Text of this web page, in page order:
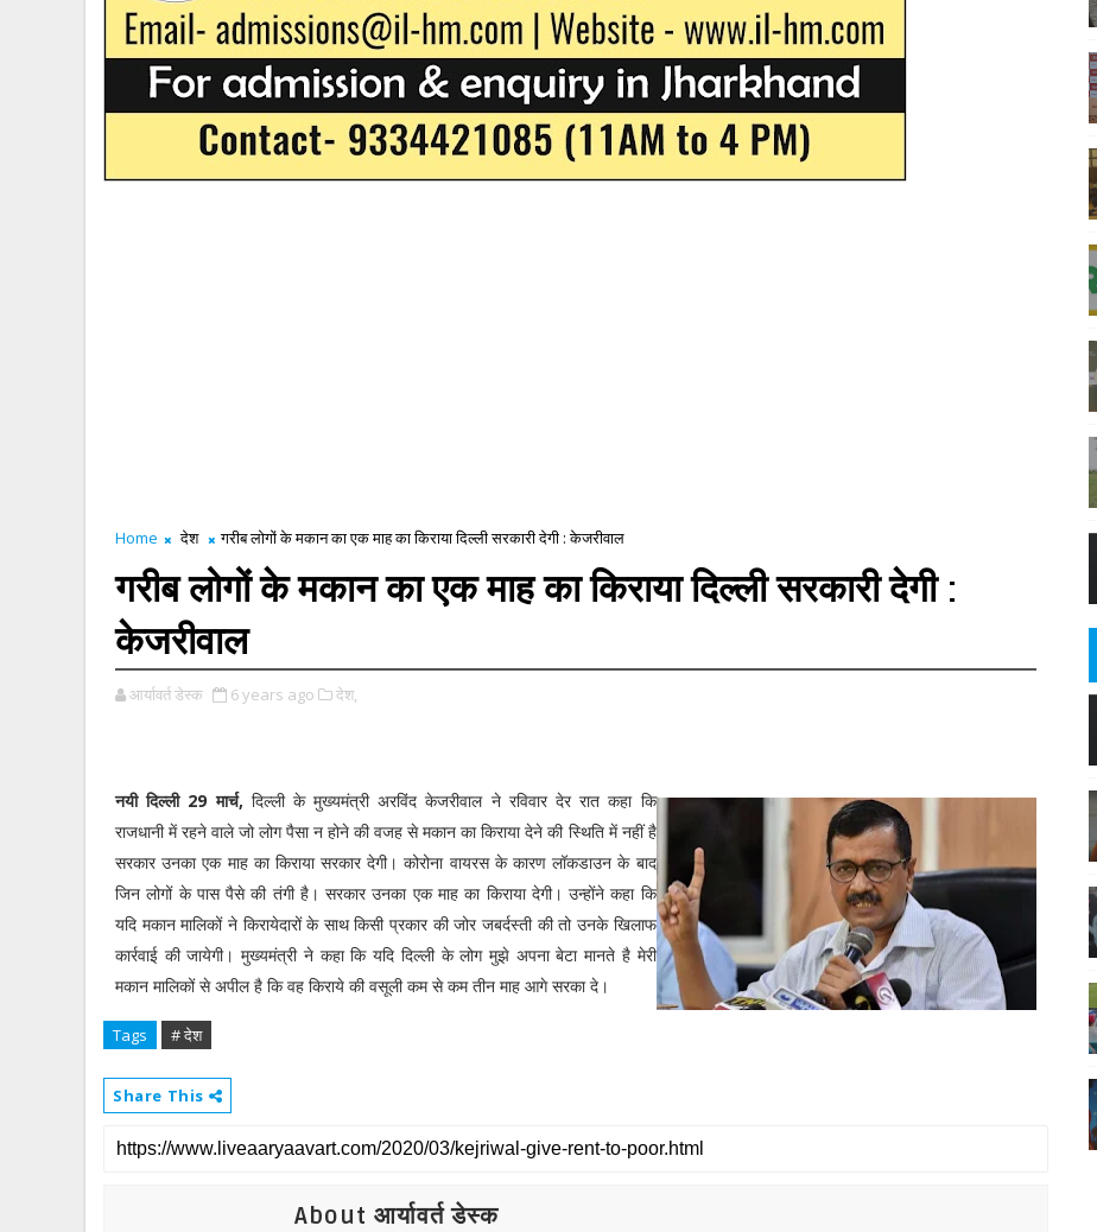
Home देश गरीब लोगों के मकान का एक माह का किराया दिल्ली सरकारी देगी : केजरीवाल
गरीब लोगों के मकान का एक माह का किराया दिल्ली सरकारी देगी :
केजरीवाल
आर्यावर्त डेस्क 6 years ago देश,
नयी दिल्ली 29 मार्च, दिल्ली के मुख्यमंत्री अरविंद केजरीवाल ने रविवार देर रात कहा कि
राजधानी में रहने वाले जो लोग पैसा न होने की वजह से मकान का किराया देने की स्थिति में नहीं है
सरकार उनका एक माह का किराया सरकार देगी। कोरोना वायरस के कारण लॉकडाउन के बाद
जिन लोगों के पास पैसे की तंगी है। सरकार उनका एक माह का किराया देगी। उन्होंने कहा कि
यदि मकान मालिकों ने किरायेदारों के साथ किसी प्रकार की जोर जबर्दस्ती की तो उनके खिलाफ
कार्रवाई की जायेगी। मुख्यमंत्री ने कहा कि यदि दिल्ली के लोग मुझे अपना बेटा मानते है मेरी
मकान मालिकों से अपील है कि वह किराये की वसूली कम से कम तीन माह आगे सरका दे।
Tags # देश
Share This
About आर्यावर्त डेस्क